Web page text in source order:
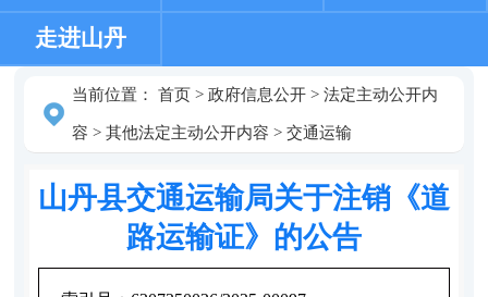
走进山丹
当前位置： 首页> 政府信息公开> 法定主动公开内
容 > 其他法定主动公开内容 > 交通运输
山丹县交通运输局关于注销《道
路运输证》的公告